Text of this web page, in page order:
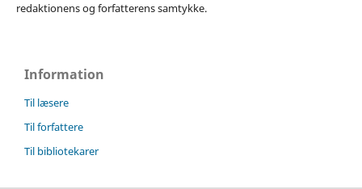
redaktionens og forfatterens samtykke.
Information
Til læsere
Til forfattere
Til bibliotekarer